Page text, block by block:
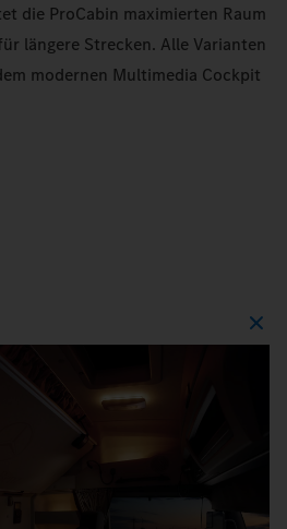
die ProCabin maximierten Raum
längere Strecken. Alle Varianten
modernen Multimedia Cockpit